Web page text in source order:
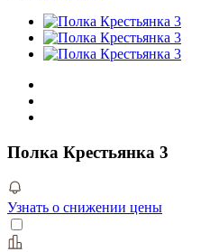
Полка Крестьянка 3
Узнать о снижении цены